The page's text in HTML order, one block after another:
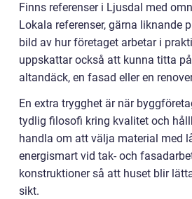
Finns referenser i Ljusdal med
Lokala referenser, gärna liknande
bild av hur företaget arbetar i
uppskattar också att kunna titta
altandäck, en fasad eller en
En extra trygghet är när
tydlig filosofi kring kvalitet och
handla om att välja material med
energismart vid tak- och
konstruktioner så att huset blir
sikt.